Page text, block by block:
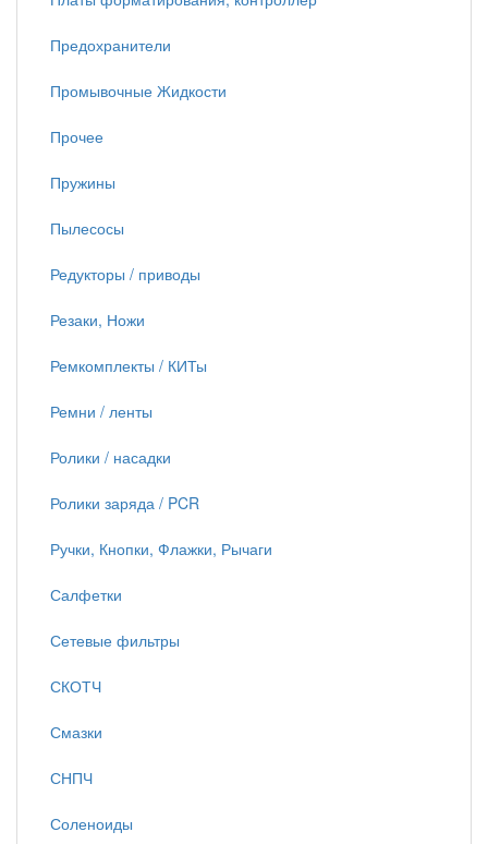
Предохранители
Промывочные Жидкости
Прочее
Пружины
Пылесосы
Редукторы / приводы
Резаки, Ножи
Ремкомплекты / КИТы
Ремни / ленты
Ролики / насадки
Ролики заряда / PCR
Ручки, Кнопки, Флажки, Рычаги
Салфетки
Сетевые фильтры
СКОТЧ
Смазки
СНПЧ
Соленоиды